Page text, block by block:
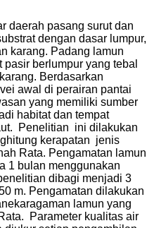
daerah pasang surut dan
dengan dasar lumpur,
karang. Padang lamun
berlumpur yang tebal
Berdasarkan
awal di perairan pantai
yang memiliki sumber
habitat dan tempat
Penelitian ini dilakukan
kerapatan jenis
Rata. Pengamatan lamun
1 bulan menggunakan
dibagi menjadi 3
m. Pengamatan dilakukan
lamun yang
Parameter kualitas air